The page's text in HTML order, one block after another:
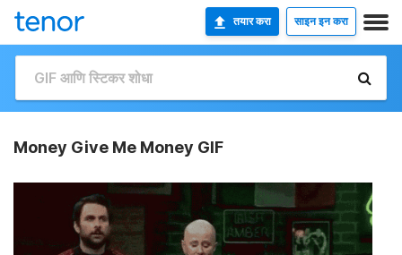
तयार करा साइन इन करा
Money Give Me Money GIF